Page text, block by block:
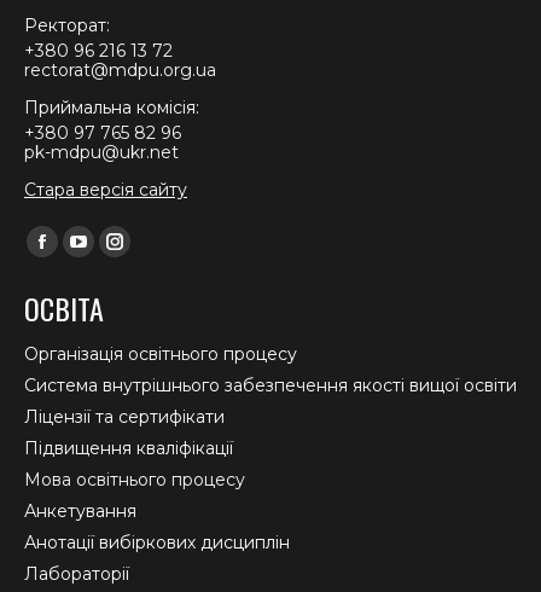
Ректорат:
+380 96 216 13 72
rectorat@mdpu.org.ua
Приймальна комісія:
+380 97 765 82 96
pk-mdpu@ukr.net
Стара версія сайту
Find us on:
Facebook
opens
in
new
window
YouTube
opens
in
new
window
Instagram
in
new
window
ОСВІТА
Організація освітнього процесу
Система внутрішнього забезпечення якості вищої освіти
Ліцензії та сертифікати
Підвищення кваліфікації
Мова освітнього процесу
Анкетування
Анотації вибіркових дисциплін
Лабораторії